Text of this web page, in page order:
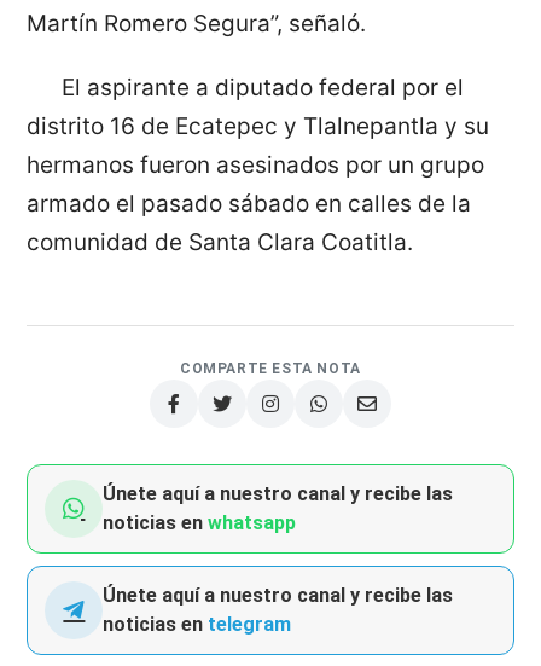
Martín Romero Segura”, señaló.
El aspirante a diputado federal por el
distrito 16 de Ecatepec y Tlalnepantla y su
hermanos fueron asesinados por un grupo
armado el pasado sábado en calles de la
comunidad de Santa Clara Coatitla.
COMPARTE ESTA NOTA
Únete aquí a nuestro canal y recibe las
noticias enwhatsapp
Únete aquí a nuestro canal y recibe las
noticias en telegram